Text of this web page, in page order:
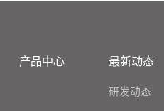
产品中心 最新动态
研发动态